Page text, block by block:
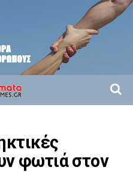
φωτιά στον